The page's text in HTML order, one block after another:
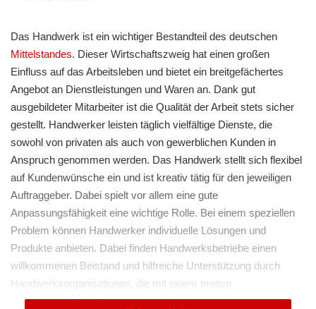
Das Handwerk ist ein wichtiger Bestandteil des deutschen
Mittelstandes. Dieser Wirtschaftszweig hat einen großen
Einfluss auf das Arbeitsleben und bietet ein breitgefächertes
Angebot an Dienstleistungen und Waren an. Dank gut
ausgebildeter Mitarbeiter ist die Qualität der Arbeit stets sicher
gestellt. Handwerker leisten täglich vielfältige Dienste, die
sowohl von privaten als auch von gewerblichen Kunden in
Anspruch genommen werden. Das Handwerk stellt sich flexibel
auf Kundenwünsche ein und ist kreativ tätig für den jeweiligen
Auftraggeber. Dabei spielt vor allem eine gute
Anpassungsfähigkeit eine wichtige Rolle. Bei einem speziellen
Problem können Handwerker individuelle Lösungen und
Produkte anbieten. Dabei finden Handwerksbetriebe einen
willkommenen Beistand und hilfreiche Unterstützung durch
Handwerksorganisationen, die mit einem breiten
Leistungsangebot überzeugen.